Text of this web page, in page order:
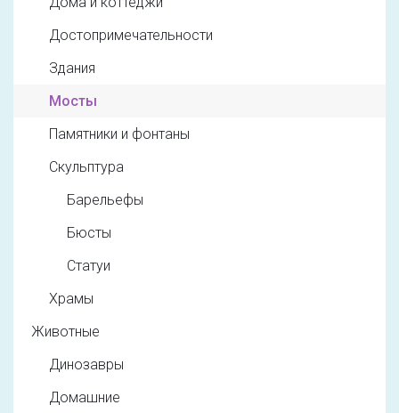
Достопримечательности
Здания
Мосты
Памятники и фонтаны
Скульптура
Барельефы
Бюсты
Статуи
Храмы
Животные
Динозавры
Домашние